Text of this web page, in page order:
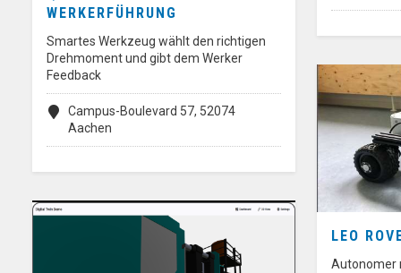
WERKERFÜHRUNG
Smartes Werkzeug wählt den richtigen
Drehmoment und gibt dem Werker
Feedback
Campus-Boulevard 57, 52074
Aachen
LEO
Autonomer